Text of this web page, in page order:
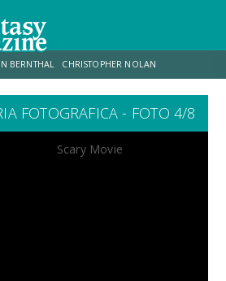
BERNTHAL CHRISTOPHER NOLAN
& GAMES ODISSEA JACOB BATALON
FOTOGRAFICA - FOTO 4/8